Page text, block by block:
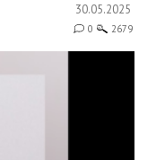
30.05.2025
0 2679